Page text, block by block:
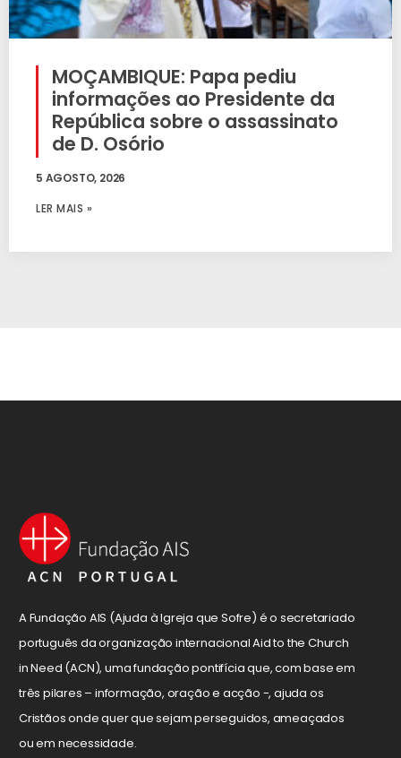
MOÇAMBIQUE: Papa pediu
informações ao Presidente da
República sobre o assassinato
de D. Osório
5 AGOSTO, 2026
LER MAIS »
A Fundação AIS (Ajuda à Igreja que Sofre) é o secretariado
português da organização internacional Aid to the Church
in Need (ACN), uma fundação pontifícia que, com base em
três pilares – informação, oração e acção -, ajuda os
Cristãos onde quer que sejam perseguidos, ameaçados
ou em necessidade.